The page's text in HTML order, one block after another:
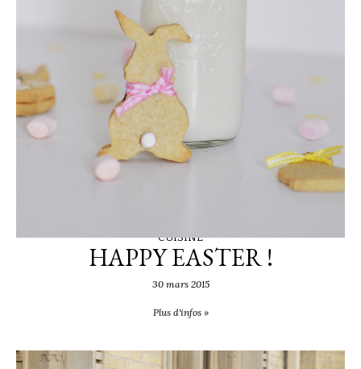
CUISINE
HAPPY EASTER !
30 mars 2015
Plus d'infos »